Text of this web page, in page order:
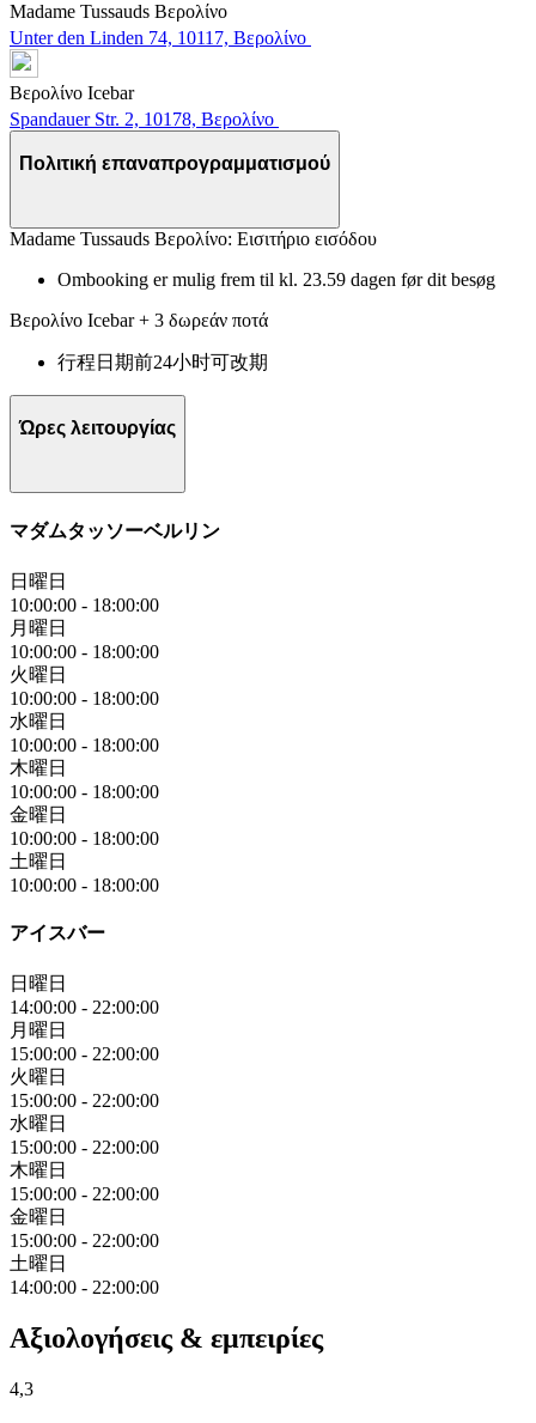
Madame Tussauds Βερολίνο
Unter den Linden 74, 10117, Βερολίνο
Βερολίνο Icebar
Spandauer Str. 2, 10178, Βερολίνο
Πολιτική επαναπρογραμματισμού
Madame Tussauds Βερολίνο: Εισιτήριο εισόδου
Ombooking er mulig frem til kl. 23.59 dagen før dit besøg
Βερολίνο Icebar + 3 δωρεάν ποτά
行程日期前24小时可改期
Ώρες λειτουργίας
マダムタッソーベルリン
日曜日
10:00:00 - 18:00:00
月曜日
10:00:00 - 18:00:00
火曜日
10:00:00 - 18:00:00
水曜日
10:00:00 - 18:00:00
木曜日
10:00:00 - 18:00:00
金曜日
10:00:00 - 18:00:00
土曜日
10:00:00 - 18:00:00
アイスバー
日曜日
14:00:00 - 22:00:00
月曜日
15:00:00 - 22:00:00
火曜日
15:00:00 - 22:00:00
水曜日
15:00:00 - 22:00:00
木曜日
15:00:00 - 22:00:00
金曜日
15:00:00 - 22:00:00
土曜日
14:00:00 - 22:00:00
Αξιολογήσεις & εμπειρίες
4,3